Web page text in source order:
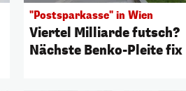
"Postsparkasse" in Wien
Viertel Milliarde futsch?
Nächste Benko-Pleite fix